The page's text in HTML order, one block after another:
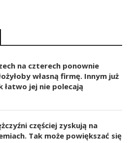
na czterech ponownie
własną firmę. Innym już
łatwo jej nie polecają
częściej zyskują na
Tak może powiększać się